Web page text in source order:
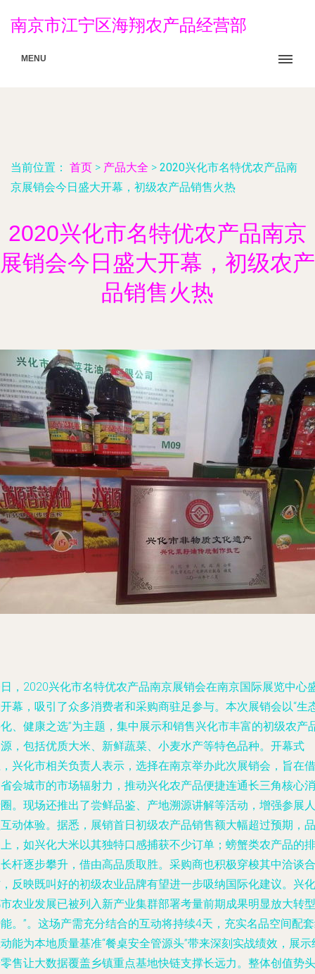
南京市江宁区海翔农产品经营部
MENU
当前位置： 首页 > 产品大全 > 2020兴化市名特优农产品南
京展销会今日盛大开幕，初级农产品销售火热
2020兴化市名特优农产品南京
展销会今日盛大开幕，初级农产
品销售火热
，2020兴化市名特优农产品南京展销会在南京国际展览中心
幕，吸引了众多消费者和采购商驻足参与。本次展销会以“生
、健康之选”为主题，集中展示和销售兴化市丰富的初级农产
，包括优质大米、新鲜蔬菜、小麦水产等特色品种。开幕式
兴化市相关负责人表示，选择在南京举办此次展销会，旨在借
会城市的市场辐射力，推动兴化农产品便捷连通长三角核心消
。现场还推出了尝鲜品鉴、产地溯源讲解等活动，增强参展人
动体验。据悉，展销首日初级农产品销售额大幅超过预期，品
，如兴化大米以其独特口感捕获不少订单；螃蟹类农产品的排
杆逐步攀升，借由高品质取胜。采购商也积极穿梭其中洽谈合
反映既叫好的初级农业品牌有望进一步吸纳国际化建议。兴化
农业发展已被列入新产业集群部署考量前期成果明显放大转型
。”。这场产需充分结合的互动将持续4天，充实名品空间配
能为本地质量基准“餐桌安全管源头”带来深刻实战绩效，展示
售让大数据覆盖乡镇重点基地快链支撑长远力。整体创值势头